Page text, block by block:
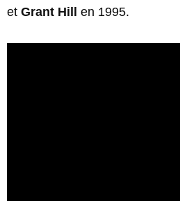
et Grant Hill en 1995.